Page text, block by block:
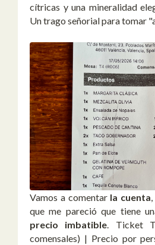
cítricas y una mineralidad
Un trago señorial para tomar
Vamos a comentar la cuenta
que me pareció que tiene
precio imbatible . Ticket
comensales) | Precio por